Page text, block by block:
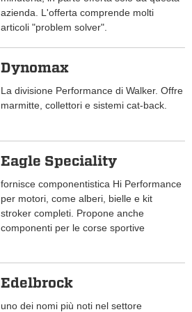
azienda. L'offerta comprende molti
articoli "problem solver".
Dynomax
La divisione Performance di Walker. Offre
marmitte, collettori e sistemi cat-back.
Eagle Speciality
fornisce componentistica Hi Performance
per motori, come alberi, bielle e kit
stroker completi. Propone anche
componenti per le corse sportive
Edelbrock
uno dei nomi più noti nel settore